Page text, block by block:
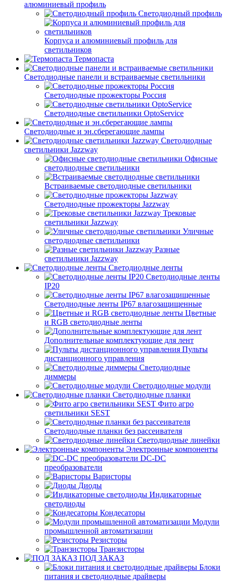
алюминиевый профиль
Светодиодный профиль
Корпуса и алюминиевый профиль для
светильников
Термопаста
Светодиодные панели и встраиваемые светильники
Светодиодные прожекторы Россия
Светодиодные светильники OptoService
Светодиодные и эн.сберегающие лампы
Светодиодные
светильники Jazzway
Офисные
светодиодные светильники
Встраиваемые светодиодные светильники
Светодиодные прожекторы Jazzway
Трековые
светильники Jazzway
Уличные
светодиодные светильники
Разные
светильники Jazzway
Светодиодные ленты
Светодиодные ленты
IP20
Светодиодные ленты IP67 влагозащищенные
Цветные
и RGB светодиодные ленты
Дополнительные комплектующие для лент
Пульты
дистанционного управления
Светодиодные
диммеры
Светодиодные модули
Светодиодные планки
Фито агро
светильники SEST
Светодиодные планки без рассеивателя
Светодиодные линейки
Электронные компоненты
DC-DC
преобразователи
Варисторы
Диоды
Индикаторные
светодиоды
Кондесаторы
Модули
промышленной автоматизации
Резисторы
Транзисторы
ПОД ЗАКАЗ
Блоки
питания и светодиодные драйверы